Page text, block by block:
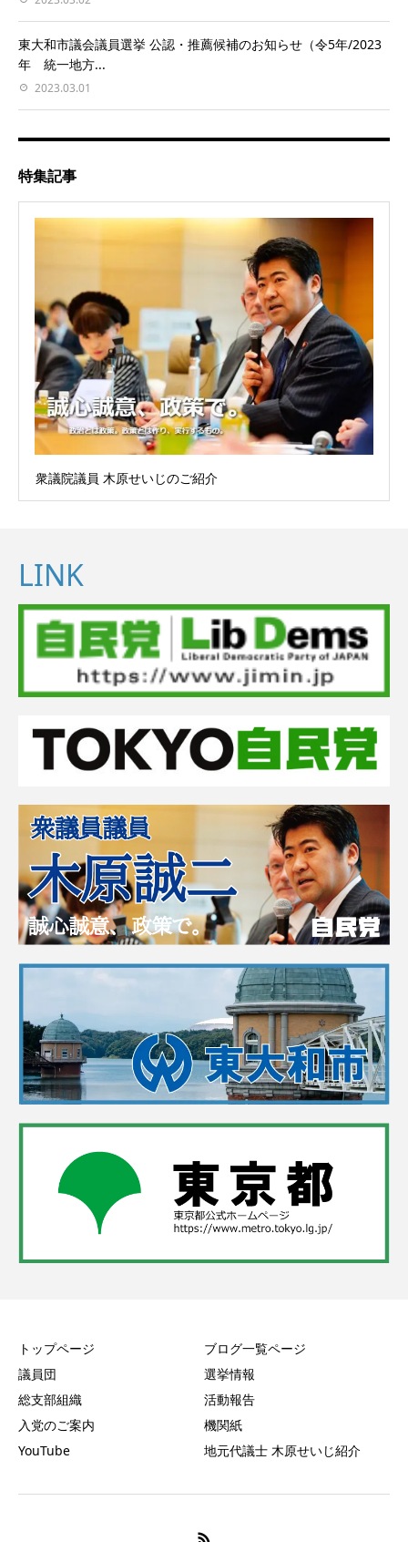
東大和市議会議員選挙 公認・推薦候補のお知らせ（令5年/2023
年 統一地方...
2023.03.01
特集記事
衆議院議員 木原せいじのご紹介
LINK
トップページ
議員団
総支部組織
入党のご案内
YouTube
ブログ一覧ページ
選挙情報
活動報告
機関紙
地元代議士 木原せいじ紹介